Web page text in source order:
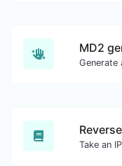
MD2